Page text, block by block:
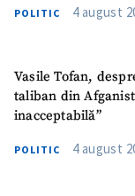
POLITIC 4 august
Vasile Tofan,
taliban din
inacceptabilă”
POLITIC 4 august